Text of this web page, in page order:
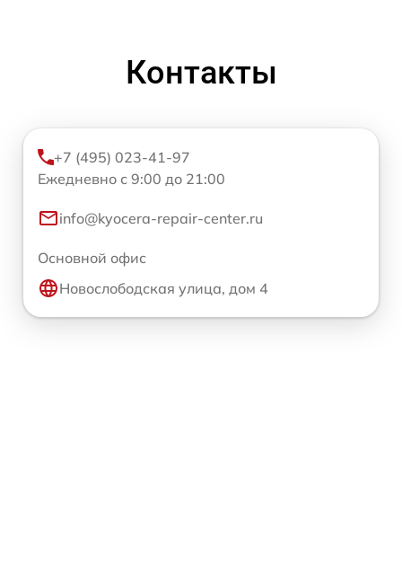
Контакты
+7 (495) 023-41-97
Ежедневно с 9:00 до 21:00
info@kyocera-repair-center.ru
Основной офис
Новослободская улица, дом 4